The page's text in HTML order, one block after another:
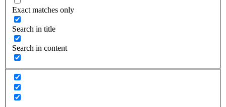
Exact matches only
Search in title
Search in content